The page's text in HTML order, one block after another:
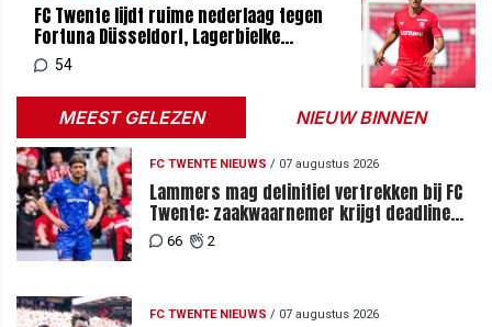
FC Twente lijdt ruime nederlaag tegen
Fortuna Düsseldorf, Lagerbielke
debuteert
54
MEEST GELEZEN NIEUW BINNEN
FC TWENTE NIEUWS / 07 augustus 2026
Lammers mag definitief vertrekken bij FC
Twente: zaakwaarnemer krijgt deadline
vanwege komst vervanger
66 2
FC TWENTE NIEUWS / 07 augustus 2026